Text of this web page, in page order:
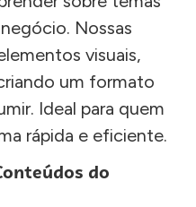
Nossas
visuais,
um formato
Ideal para quem
rápida e eficiente.
do